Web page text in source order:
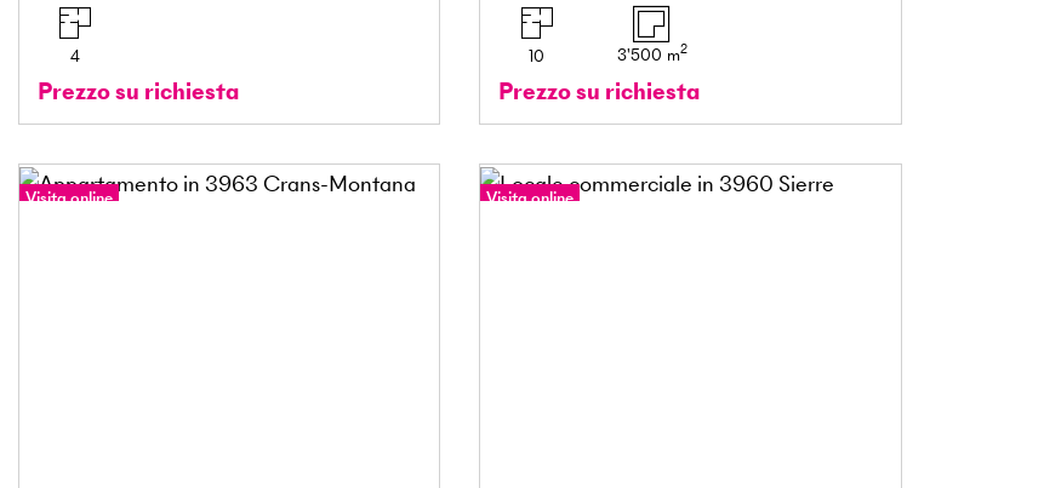
4
Prezzo su richiesta
10 3'500 m2
Prezzo su richiesta
Visita online
Visita online